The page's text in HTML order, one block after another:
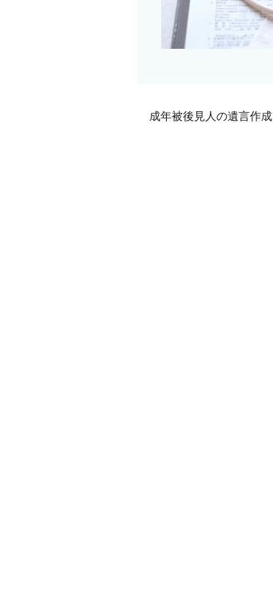
成年被後見人の遺言作成